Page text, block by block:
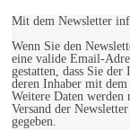
Mit dem Newsletter
Wenn Sie den
eine valide Email-
gestatten, dass Sie der
deren Inhaber mit
Weitere Daten werden
Versand der
gegeben.